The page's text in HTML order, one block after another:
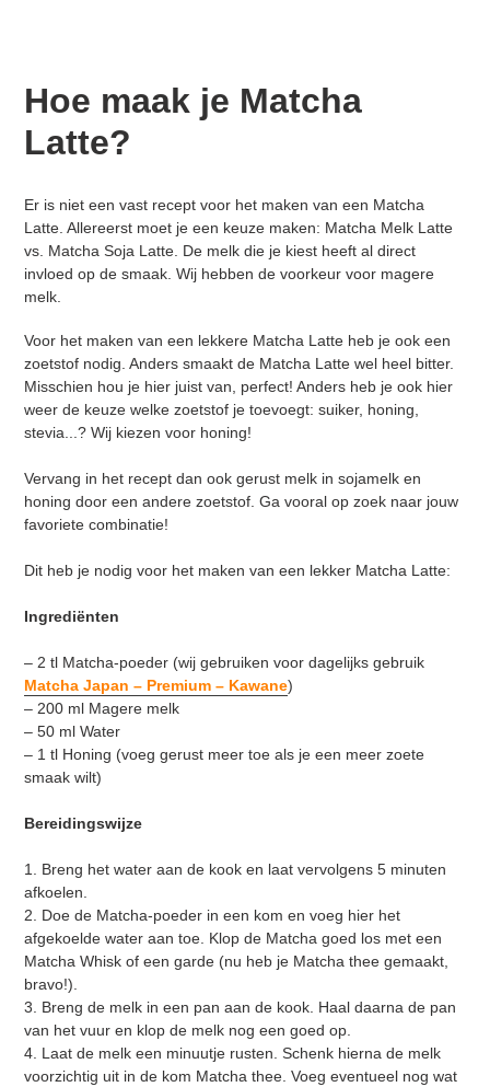
Hoe maak je Matcha
Latte?
Er is niet een vast recept voor het maken van een Matcha
Latte. Allereerst moet je een keuze maken: Matcha Melk Latte
vs. Matcha Soja Latte. De melk die je kiest heeft al direct
invloed op de smaak. Wij hebben de voorkeur voor magere
melk.
Voor het maken van een lekkere Matcha Latte heb je ook een
zoetstof nodig. Anders smaakt de Matcha Latte wel heel bitter.
Misschien hou je hier juist van, perfect! Anders heb je ook hier
weer de keuze welke zoetstof je toevoegt: suiker, honing,
stevia...? Wij kiezen voor honing!
Vervang in het recept dan ook gerust melk in sojamelk en
honing door een andere zoetstof. Ga vooral op zoek naar jouw
favoriete combinatie!
Dit heb je nodig voor het maken van een lekker Matcha Latte:
Ingrediënten
– 2 tl Matcha-poeder (wij gebruiken voor dagelijks gebruik
Matcha Japan – Premium – Kawane)
– 200 ml Magere melk
– 50 ml Water
– 1 tl Honing (voeg gerust meer toe als je een meer zoete
smaak wilt)
Bereidingswijze
1. Breng het water aan de kook en laat vervolgens 5 minuten
afkoelen.
2. Doe de Matcha-poeder in een kom en voeg hier het
afgekoelde water aan toe. Klop de Matcha goed los met een
Matcha Whisk of een garde (nu heb je Matcha thee gemaakt,
bravo!).
3. Breng de melk in een pan aan de kook. Haal daarna de pan
van het vuur en klop de melk nog een goed op.
4. Laat de melk een minuutje rusten. Schenk hierna de melk
voorzichtig uit in de kom Matcha thee. Voeg eventueel nog wat